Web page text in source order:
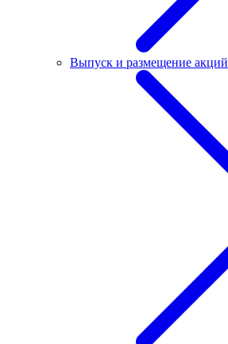
Выпуск и размещение акций